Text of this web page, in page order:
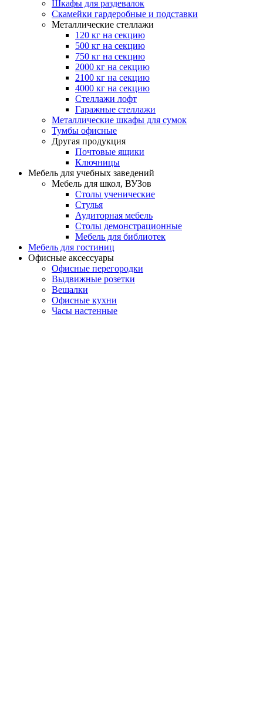
Шкафы для раздевалок
Скамейки гардеробные и подставки
Металлические стеллажи
120 кг на секцию
500 кг на секцию
750 кг на секцию
2000 кг на секцию
2100 кг на секцию
4000 кг на секцию
Стеллажи лофт
Гаражные стеллажи
Металлические шкафы для сумок
Тумбы офисные
Другая продукция
Почтовые ящики
Ключницы
Мебель для учебных заведений
Мебель для школ, ВУЗов
Столы ученические
Стулья
Аудиторная мебель
Столы демонстрационные
Мебель для библиотек
Мебель для гостиниц
Офисные аксессуары
Офисные перегородки
Выдвижные розетки
Вешалки
Офисные кухни
Часы настенные